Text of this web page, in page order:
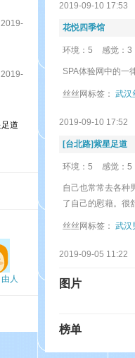
2019-
2019-
道
人
2019-09-10 17:53
花悦四季馆
环境：5 感觉：3
SPA体验网中的一
丝丝网标签： 武汉
2019-09-10 17:52
[台北路]紫星足道
环境：5 感觉：5
自己也常常去各种
了自己的慰藉。很
丝丝网标签： 武汉
2019-09-05 11:22
图片
榜单